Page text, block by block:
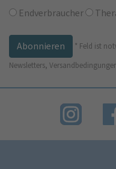
Endverbraucher
* Feld ist
Newsletters,